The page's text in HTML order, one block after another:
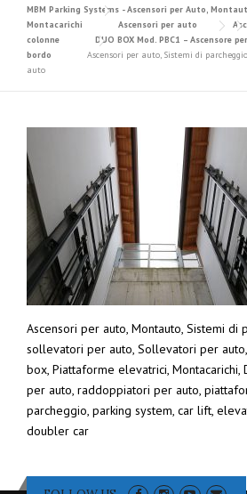
MBM Parking Systems - Ascensori per Auto,
Montacarichi
Ascensori per auto
colonne
DUO BOX Mod. PBC1 – Ascensore
bordo
Ascensori per auto, Sistemi di
auto
Ascensori per auto, Montauto, Sistemi di
sollevatori per auto, Sollevatori per
box, Piattaforme elevatrici, Montacarichi,
per auto, raddoppiatori per auto,
parcheggio, parking system, car lift,
doubler car